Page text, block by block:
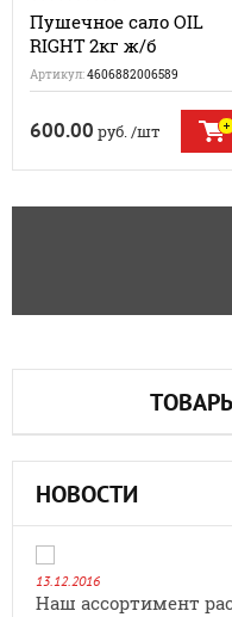
Пушечное сало OIL
RIGHT 2кг ж/б
Артикул:4606882006589
600.00 руб./шт
НОВОСТИ
13.12.2016
Наш ассортимент